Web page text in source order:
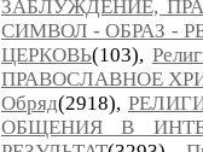
ЗАБЛУЖДЕНИЕ,
СИМВОЛ - ОБРАЗ -
ЦЕРКОВЬ(103),
ПРАВОСЛАВНОЕ
Обряд(2918),
ОБЩЕНИЯ В